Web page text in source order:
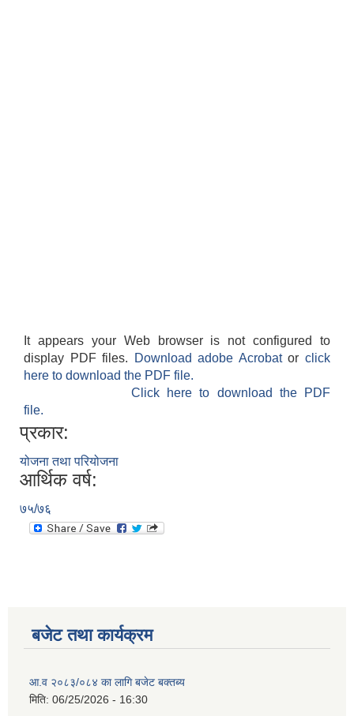
It appears your Web browser is not configured to
display PDF files.
Download adobe Acrobatorclick
here to download the PDF file.
Click here to download the PDF
file.
प्रकार:
योजना तथा परियोजना
आर्थिक वर्ष:
७५/७६
बजेट तथा कार्यक्रम
आ.व २०८३/०८४ का लागि बजेट बक्तब्य
मिति: 06/25/2026 - 16:30